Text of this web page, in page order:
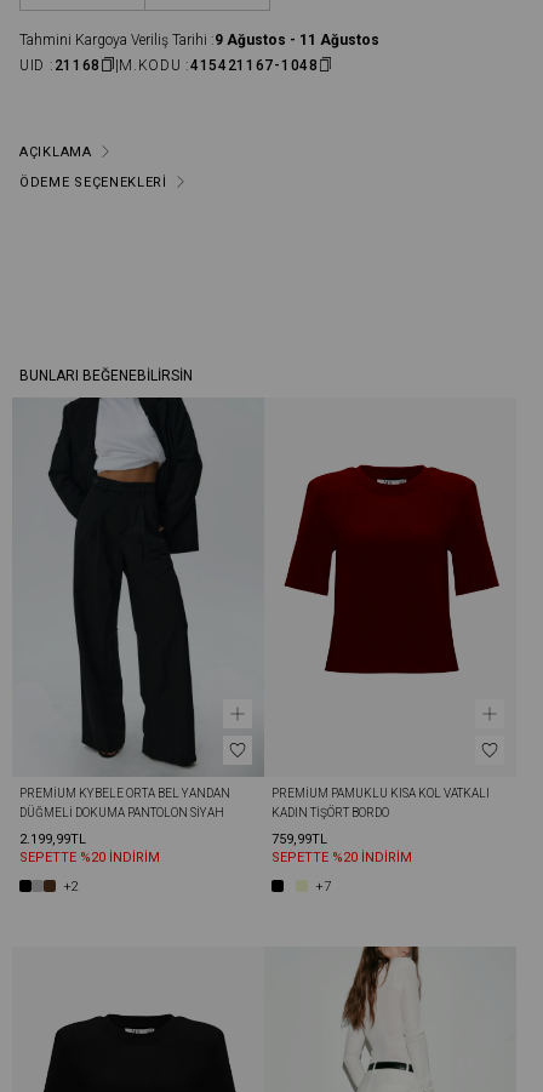
Tahmini Kargoya Veriliş Tarihi :9 Ağustos - 11 Ağustos
UID : 21168 M.KODU :415421167-1048
AÇIKLAMA
ÖDEME SEÇENEKLERI
BUNLARI BEĞENEBILIRSIN
PREMIUM KYBELE ORTA BEL YANDAN
DÜĞMELI DOKUMA PANTOLON SIYAH
2.199,99TL
SEPETTE %20 İNDİRİM
+2
PREMIUM PAMUKLU KISA KOL VATKALI
KADIN TIŞÖRT BORDO
759,99TL
SEPETTE %20 İNDİRİM
+7